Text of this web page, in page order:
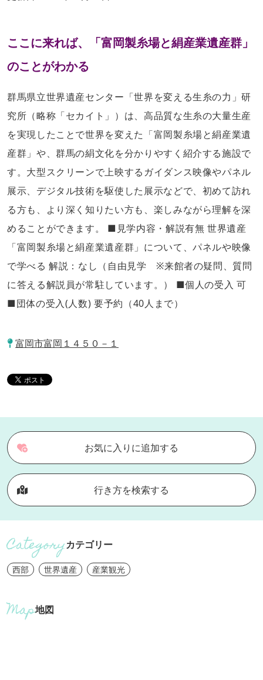
ここに来れば、「富岡製糸場と絹産業遺産群」
のことがわかる
群馬県立世界遺産センター「世界を変える生糸の力」研
究所（略称「セカイト」）は、高品質な生糸の大量生産
を実現したことで世界を変えた「富岡製糸場と絹産業遺
産群」や、群馬の絹文化を分かりやすく紹介する施設で
す。大型スクリーンで上映するガイダンス映像やパネル
展示、デジタル技術を駆使した展示などで、初めて訪れ
る方も、より深く知りたい方も、楽しみながら理解を深
めることができます。 ■見学内容・解説有無 世界遺産
「富岡製糸場と絹産業遺産群」について、パネルや映像
で学べる 解説：なし（自由見学 ※来館者の疑問、質問
に答える解説員が常駐しています。） ■個人の受入 可
■団体の受入(人数) 要予約（40人まで）
富岡市富岡１４５０－１
お気に入りに追加する
行き方を検索する
カテゴリー
西部 世界遺産 産業観光
地図